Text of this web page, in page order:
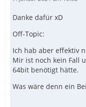
Danke dafür xD
Off-Topic:
Ich hab aber effektiv
Mir ist noch kein Fall
64bit benötigt hätte.
Was wäre denn ein